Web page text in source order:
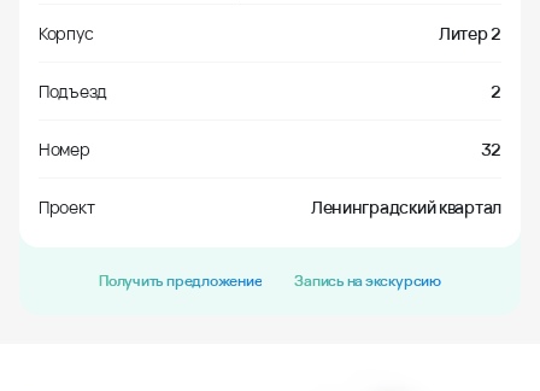
Корпус Литер 2
Подъезд 2
Номер 32
Проект Ленинградский квартал
Получить предложение Запись на экскурсию